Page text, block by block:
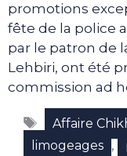
promotions
fête de la police
par le patron de
Lehbiri, ont été
commission ad
Étiquettes
Affaire
limogeages ,